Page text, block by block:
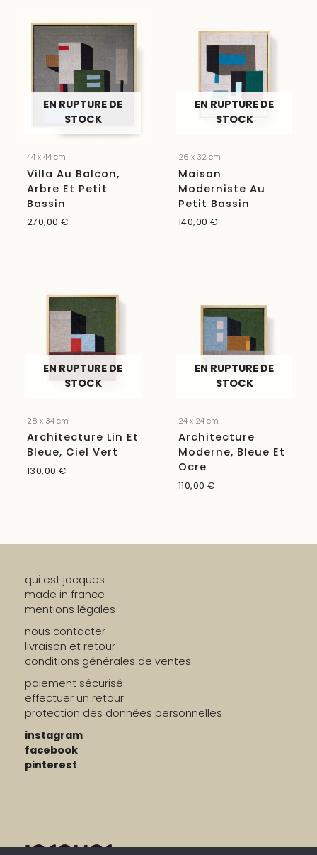
EN RUPTURE DE
STOCK
44 x 44 cm
Villa Au Balcon,
Arbre Et Petit
Bassin
270,00 €
EN RUPTURE DE
STOCK
26 x 32 cm
Maison
Moderniste Au
Petit Bassin
140,00 €
EN RUPTURE DE
STOCK
28 x 34 cm
Architecture Lin Et
Bleue, Ciel Vert
130,00 €
EN RUPTURE DE
STOCK
24 x 24 cm
Architecture
Moderne, Bleue Et
Ocre
110,00 €
qui est jacques
made in france
mentions légales
nous contacter
livraison et retour
conditions générales de ventes
paiement sécurisé
effectuer un retour
protection des données personnelles
instagram
facebook
pinterest